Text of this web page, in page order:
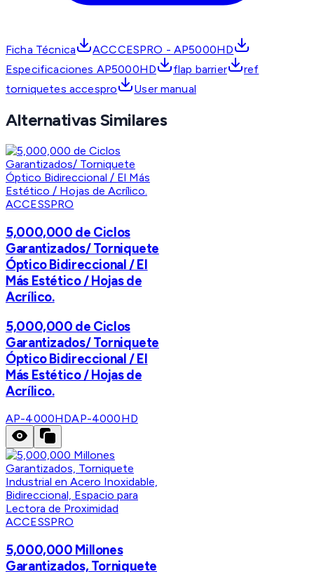
Ficha Técnica
ACCCESPRO - AP5000HD
Especificaciones AP5000HD
flap barrier
ref
torniquetes accespro
User manual
Alternativas Similares
ACCESSPRO
5,000,000 de Ciclos
Garantizados/ Torniquete
Óptico Bidireccional / El
Más Estético / Hojas de
Acrílico.
5,000,000 de Ciclos
Garantizados/ Torniquete
Óptico Bidireccional / El
Más Estético / Hojas de
Acrílico.
AP-4000HDAP-4000HD
ACCESSPRO
5,000,000 Millones
Garantizados, Torniquete